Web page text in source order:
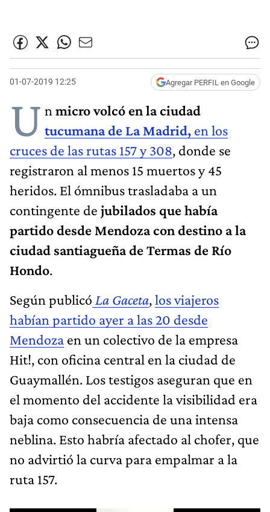
01-07-2019 12:25 Agregar PERFIL en Google
U n micro volcó en la ciudad
tucumana de La Madrid, en los
cruces de las rutas 157 y 308, donde se
registraron al menos 15 muertos y 45
heridos. El ómnibus trasladaba a un
contingente de jubilados que había
partido desde Mendoza con destino a la
ciudad santiagueña de Termas de Río
Hondo.
Según publicó La Gaceta,los viajeros
habían partido ayer a las 20 desde
Mendoza en un colectivo de la empresa
Hit!, con oficina central en la ciudad de
Guaymallén. Los testigos aseguran que en
el momento del accidente la visibilidad era
baja como consecuencia de una intensa
neblina. Esto habría afectado al chofer, que
no advirtió la curva para empalmar a la
ruta 157.